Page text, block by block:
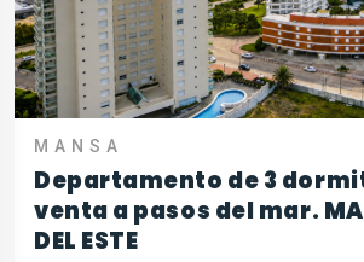
MANSA
Departamento de 3
venta a pasos del mar.
DEL ESTE